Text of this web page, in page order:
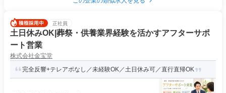
正社員
土日休みOK|葬祭・供養業界経験を活かすアフターサポ
ート営業
株式会社金宝堂
完全反響+テレアポなし／未経験OK／土日休み可／直行直帰OK